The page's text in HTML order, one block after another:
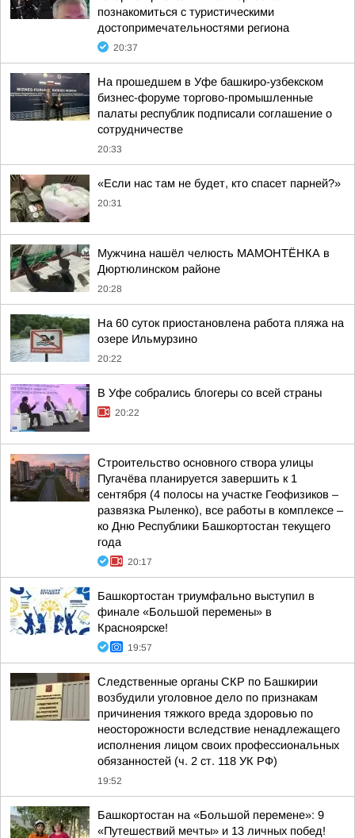
познакомиться с туристическими
достопримечательностями региона
20:37
На прошедшем в Уфе башкиро-узбекском
бизнес-форуме торгово-промышленные
палаты республик подписали соглашение о
сотрудничестве
20:33
«Если нас там не будет, кто спасет парней?»
20:31
Мужчина нашёл челюсть МАМОНТЁНКА в
Дюртюлинском районе
20:28
На 60 суток приостановлена работа пляжа на
озере Ильмурзино
20:22
В Уфе собрались блогеры со всей страны
20:22
Строительство основного створа улицы
Пугачёва планируется завершить к 1
сентября (4 полосы на участке Геофизиков –
развязка Рыленко), все работы в комплексе –
ко Дню Республики Башкортостан текущего
года
20:17
Башкортостан триумфально выступил в
финале «Большой перемены» в
Красноярске!
19:57
Следственные органы СКР по Башкирии
возбудили уголовное дело по признакам
причинения тяжкого вреда здоровью по
неосторожности вследствие ненадлежащего
исполнения лицом своих профессиональных
обязанностей (ч. 2 ст. 118 УК РФ)
19:52
Башкортостан на «Большой перемене»: 9
«Путешествий мечты» и 13 личных побед!